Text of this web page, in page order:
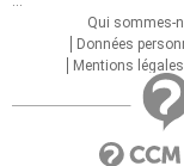
Qui sommes-
Données
Mentions légales